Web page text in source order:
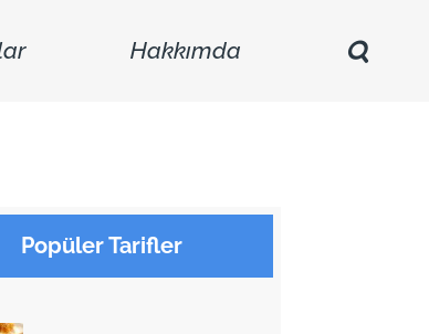
Hakkımda
Popüler Tarifler